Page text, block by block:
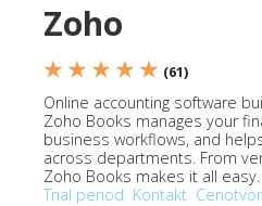
Zoho
★ ★ ★ ★ ★ (61)
Online accounting software
Zoho Books manages your
business workflows, and
across departments. From
Zoho Books makes it all easy.
Trial period Kontakt